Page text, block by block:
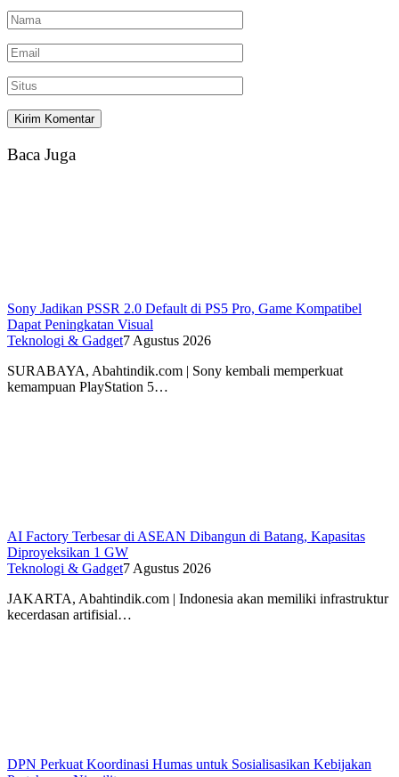
Baca Juga
Sony Jadikan PSSR 2.0 Default di PS5 Pro, Game Kompatibel
Dapat Peningkatan Visual
Teknologi & Gadget7 Agustus 2026
SURABAYA, Abahtindik.com | Sony kembali memperkuat
kemampuan PlayStation 5…
AI Factory Terbesar di ASEAN Dibangun di Batang, Kapasitas
Diproyeksikan 1 GW
Teknologi & Gadget7 Agustus 2026
JAKARTA, Abahtindik.com | Indonesia akan memiliki infrastruktur
kecerdasan artifisial…
DPN Perkuat Koordinasi Humas untuk Sosialisasikan Kebijakan